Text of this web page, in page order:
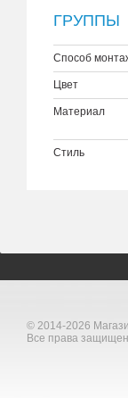
ГРУППЫ
Способ
Цвет
Материал
Стиль
© 2014-2026
Все права